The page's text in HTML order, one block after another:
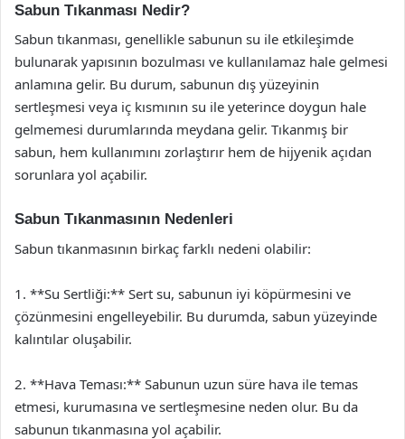
Sabun Tıkanması Nedir?
Sabun tıkanması, genellikle sabunun su ile etkileşimde
bulunarak yapısının bozulması ve kullanılamaz hale gelmesi
anlamına gelir. Bu durum, sabunun dış yüzeyinin
sertleşmesi veya iç kısmının su ile yeterince doygun hale
gelmemesi durumlarında meydana gelir. Tıkanmış bir
sabun, hem kullanımını zorlaştırır hem de hijyenik açıdan
sorunlara yol açabilir.
Sabun Tıkanmasının Nedenleri
Sabun tıkanmasının birkaç farklı nedeni olabilir:
1. **Su Sertliği:** Sert su, sabunun iyi köpürmesini ve
çözünmesini engelleyebilir. Bu durumda, sabun yüzeyinde
kalıntılar oluşabilir.
2. **Hava Teması:** Sabunun uzun süre hava ile temas
etmesi, kurumasına ve sertleşmesine neden olur. Bu da
sabunun tıkanmasına yol açabilir.